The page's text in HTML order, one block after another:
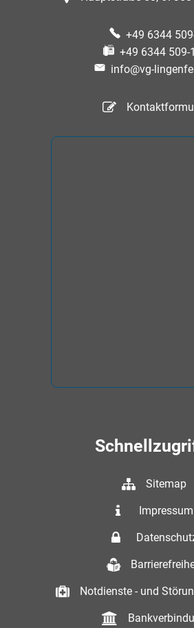
+49 6344
+49 6344 509-
info@vg-
Sitemap
Impressum
Notdienste - und